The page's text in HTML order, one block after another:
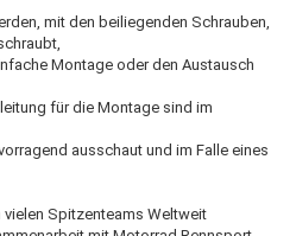
mit den beiliegenden Schrauben,
Montage oder den Austausch
für die Montage sind im
ausschaut und im Falle eines
vielen Spitzenteams Weltweit